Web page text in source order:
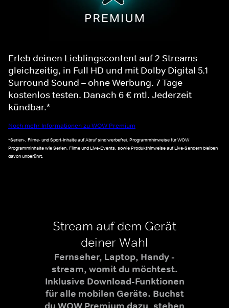
Erleb deinen Lieblingscontent auf 2 Streams
gleichzeitig, in Full HD und mit Dolby Digital 5.1
Surround Sound – ohne Werbung. 7 Tage
kostenlos testen. Danach 6 € mtl. Jederzeit
kündbar.*
Noch mehr Informationen zu WOW Premium
*Serien-, Filme- und Sport-Inhalte auf Abruf sind werbefrei. Programmhinweise für WOW
Programminhalte wie Serien, Filme und Live-Events, sowie Produkthinweise auf Live-Sendern bleiben
davon unberührt.
Stream auf dem Gerät
deiner Wahl
Fernseher, Laptop, Handy -
stream, womit du möchtest.
Inklusive Download-Funktionen
für alle mobilen Geräte. Buchst
du WOW Premium dazu, stehen